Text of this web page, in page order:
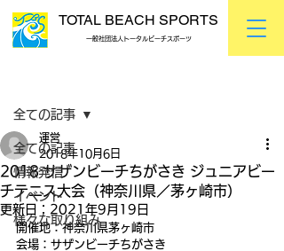
TOTAL BEACH SPORTS
一般社団法人トータルビーチスポーツ
全ての記事
情報発信
イベント
様々な取り組み
全ての記事
2018 サザンビーチちがさき ジュニアビー
チテニス大会（神奈川県／茅ヶ崎市）
運営
2018年10月6日
更新日： 2021年9月19日
開催地：神奈川県茅ヶ崎市
会場：サザンビーチちがさき